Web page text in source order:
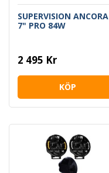
SUPERVISION ANCORA
7" PRO 84W
2 495 Kr
KÖP